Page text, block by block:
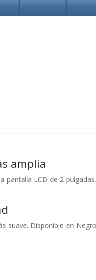
amplia
LCD de 2
suave. Disponible en